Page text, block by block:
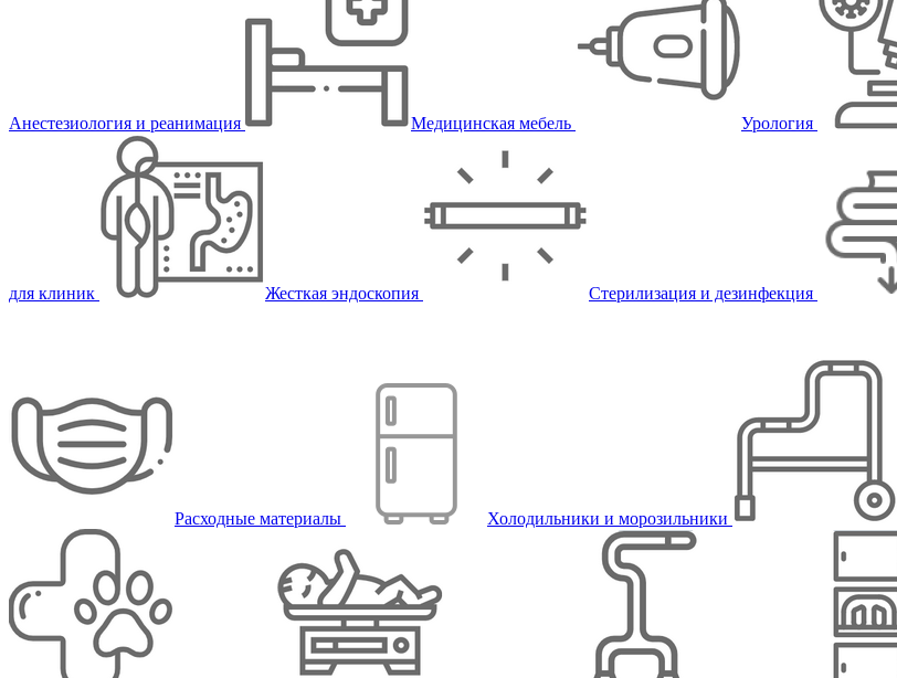
Анестезиология и реанимация Медицинская мебель Урология
для клиник Жесткая эндоскопия Стерилизация и дезинфекция
Расходные материалы Холодильники и морозильники